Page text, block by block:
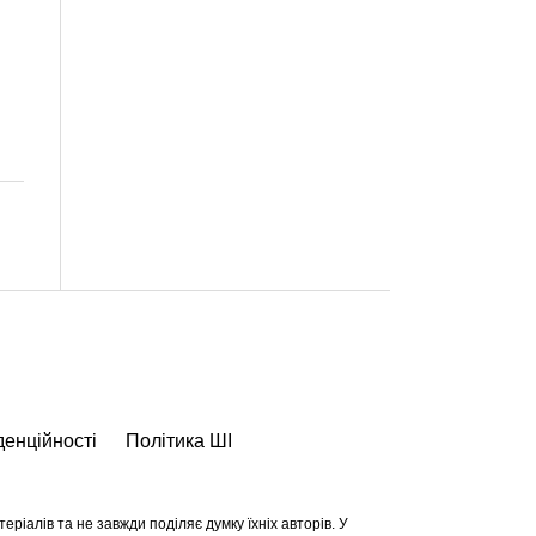
Політика ШІ
та не завжди поділяє думку їхніх авторів. У